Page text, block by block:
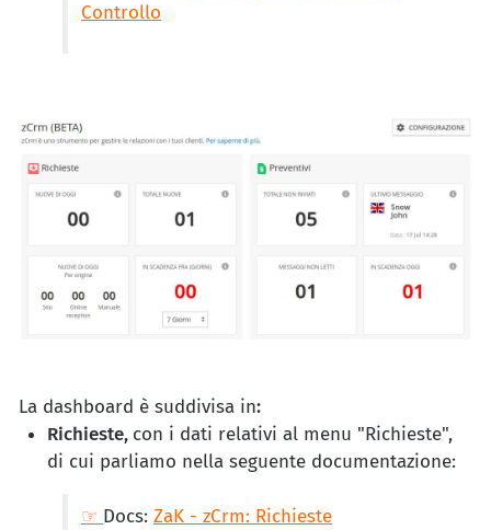
Controllo
La dashboard è suddivisa in:
Richieste, con i dati relativi al menu "Richieste",
di cui parliamo nella seguente documentazione:
☞ Docs: ZaK - zCrm: Richieste